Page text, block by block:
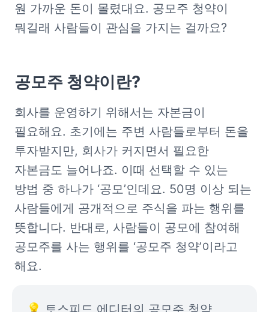
원 가까운 돈이 몰렸대요. 공모주 청약이
뭐길래 사람들이 관심을 가지는 걸까요?
공모주 청약이란?
회사를 운영하기 위해서는 자본금이
필요해요. 초기에는 주변 사람들로부터 돈을
투자받지만, 회사가 커지면서 필요한
자본금도 늘어나죠. 이때 선택할 수 있는
방법 중 하나가 ‘공모’인데요. 50명 이상 되는
사람들에게 공개적으로 주식을 파는 행위를
뜻합니다. 반대로, 사람들이 공모에 참여해
공모주를 사는 행위를 ‘공모주 청약’이라고
해요.
💡 토스피드 에디터의 공모주 청약